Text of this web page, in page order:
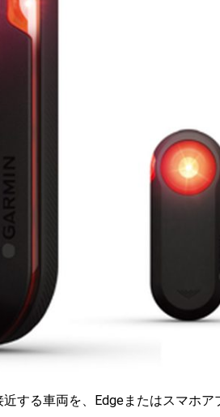
する車両を、Edgeまたはスマホ